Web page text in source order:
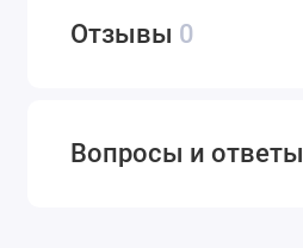
Отзывы 0
Вопросы и ответы